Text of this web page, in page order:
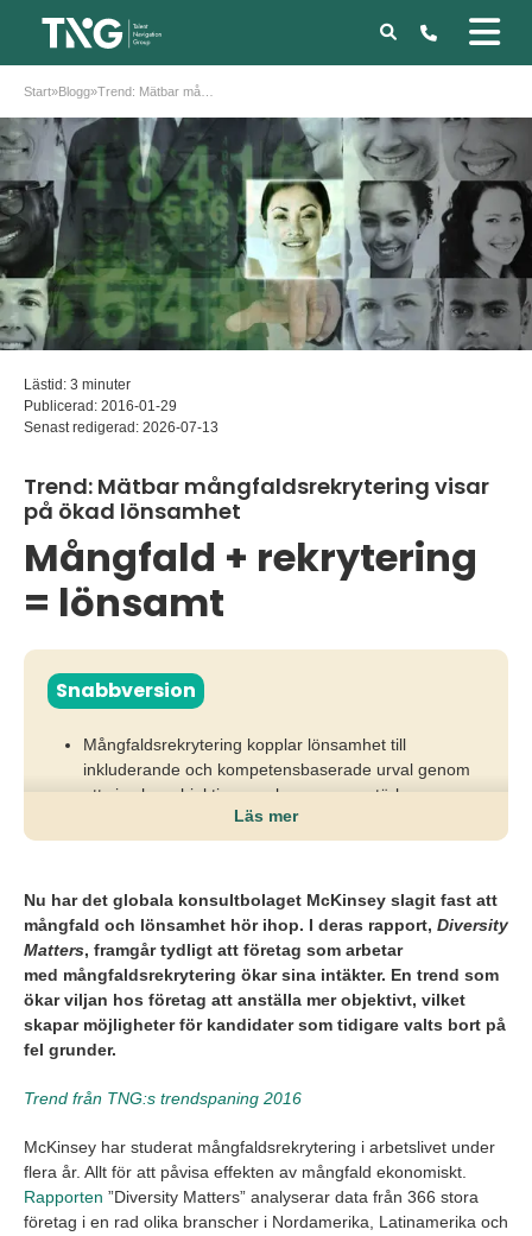
Start»Blogg»
Lästid: 3 minuter
Publicerad: 2016-01-29
Senast redigerad: 2026-07-13
Trend: Mätbar mångfaldsrekrytering visar
på ökad lönsamhet
Mångfald + rekrytering
= lönsamt
Snabbversion
Mångfaldsrekrytering kopplar lönsamhet till
inkluderande och kompetensbaserade urval genom
att visa hur objektiva urvalsprocesser stärker
prestation, innovation och affärsresultat.
rekryteringsbeslut som varken gynnar mångfald eller
För att lyckas behöver arbetsgivare mäta rekrytering
med data, sätta tydliga mål och använda metoder
som gör effekten på resultat synlig.
Läs mer
Nu har det globala konsultbolaget McKinsey slagit fast att
mångfald och lönsamhet hör ihop. I deras rapport, Diversity
Matters, framgår tydligt att företag som arbetar
med mångfaldsrekrytering ökar sina intäkter. En trend som
ökar viljan hos företag att anställa mer objektivt, vilket
skapar möjligheter för kandidater som tidigare valts bort på
fel grunder.
Trend från TNG:s trendspaning 2016
McKinsey har studerat mångfaldsrekrytering i arbetslivet under
flera år. Allt för att påvisa effekten av mångfald ekonomiskt.
Rapporten ”Diversity Matters” analyserar data från 366 stora
företag i en rad olika branscher i Nordamerika, Latinamerika och